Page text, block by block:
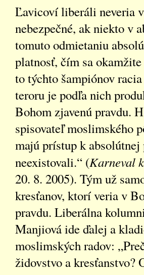
Ľavicoví liberáli neveria
nebezpečné, ak niekto v
tomuto odmietaniu
platnosť, čím sa
to týchto šampiónov
teroru je podľa nich
Bohom zjavenú pravdu.
spisovateľ moslimského
majú prístup k absolútnej
neexistovali.“ (Karneval
20. 8. 2005). Tým už
kresťanov, ktorí veria v
pravdu. Liberálna
Manjiová ide ďalej a
moslimských radov:
židovstvo a kresťanstvo?